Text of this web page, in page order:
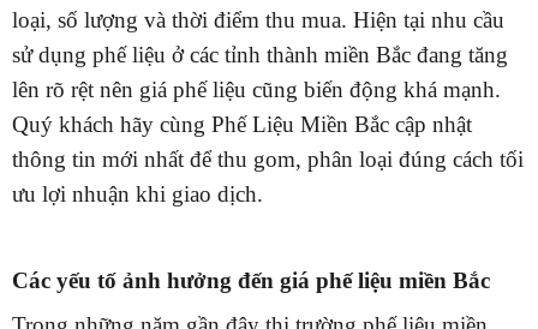
loại, số lượng và thời điểm thu mua. Hiện tại nhu cầu
sử dụng phế liệu ở các tỉnh thành miền Bắc đang tăng
lên rõ rệt nên giá phế liệu cũng biến động khá mạnh.
Quý khách hãy cùng Phế Liệu Miền Bắc cập nhật
thông tin mới nhất để thu gom, phân loại đúng cách tối
ưu lợi nhuận khi giao dịch.
Các yếu tố ảnh hưởng đến giá phế liệu miền Bắc